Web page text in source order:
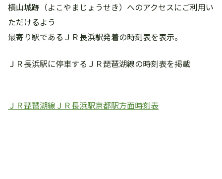
横山城跡（よこやまじょうせき）へのアクセスにご利用い
ただけるよう
最寄り駅であるＪＲ長浜駅発着の時刻表を表示。
ＪＲ長浜駅に停車するＪＲ琵琶湖線の時刻表を掲載
ＪＲ琵琶湖線ＪＲ長浜駅京都駅方面時刻表